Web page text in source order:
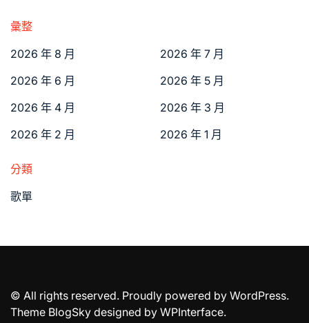
彙整
2026 年 8 月
2026 年 7 月
2026 年 6 月
2026 年 5 月
2026 年 4 月
2026 年 3 月
2026 年 2 月
2026 年 1 月
分類
歌單
© All rights reserved. Proudly powered by WordPress.
Theme BlogSky designed by WPInterface.